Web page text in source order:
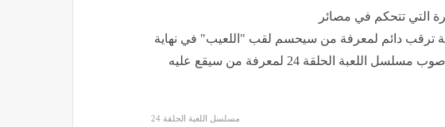
التي تتحكم في مصائر
ترقب دائم لمعرفة من سيحسم لقب "اللعيب" في نهاية
المطاف، وهو ما يجعل الأنظار كلها متجهة صوب مسلسل اللعبة الحلقة 24 لمعرفة من سيقع عليه
مسلسل اللعبة الحلقة 24